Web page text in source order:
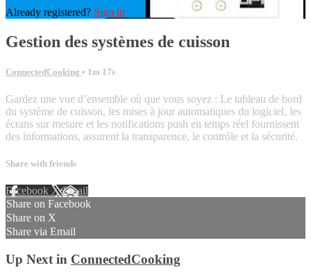
Already registered? Sign in
Gestion des systèmes de cuisson
ConnectedCooking • 1m 17s
Gardez une vue d’ensemble où que vous soyez : Le tableau de bord
du système de cuisson, les mises à jour automatiques du logiciel, les
écrans sur mesure et les notifications push en temps réel fournissent
des informations, assurent la transparence, le contrôle et la sécurité.
Share with friends
Facebook XEmail
Share on Facebook
Share on X
Share via Email
Up Next in ConnectedCooking